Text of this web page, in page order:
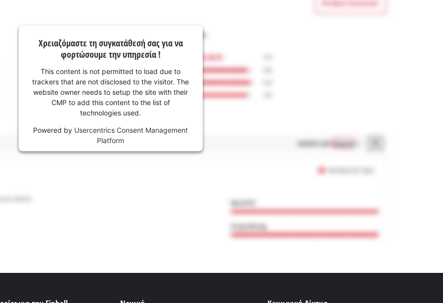
Χρειαζόμαστε τη συγκατάθεσή σας για να
φορτώσουμε την υπηρεσία !
This content is not permitted to load due to
trackers that are not disclosed to the visitor. The
website owner needs to setup the site with their
CMP to add this content to the list of
technologies used.
Powered by Usercentrics Consent Management
Platform